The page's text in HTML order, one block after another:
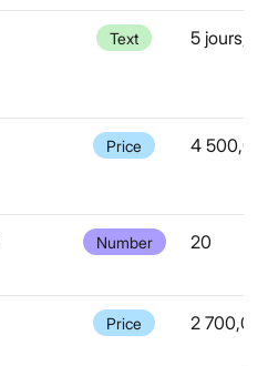
Text 5 jours,
Price 4 500,00
Number 20
Price 2 700,00